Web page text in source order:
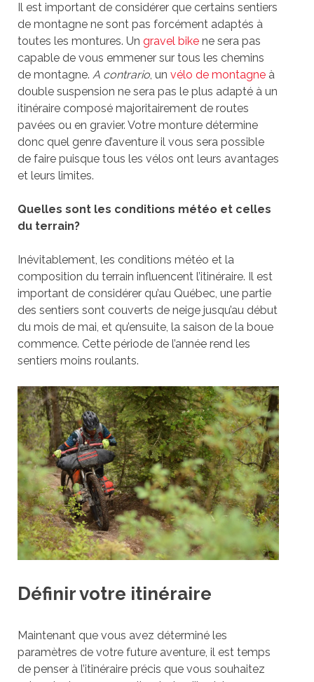
Il est important de considérer que certains sentiers
de montagne ne sont pas forcément adaptés à
toutes les montures. Un gravel bikene sera pas
capable de vous emmener sur tous les chemins
de montagne. A contrario, un vélo de montagneà
double suspension ne sera pas le plus adapté à un
itinéraire composé majoritairement de routes
pavées ou en gravier. Votre monture détermine
donc quel genre d’aventure il vous sera possible
de faire puisque tous les vélos ont leurs avantages
et leurs limites.
Quelles sont les conditions météo et celles
du terrain?
Inévitablement, les conditions météo et la
composition du terrain influencent l’itinéraire. Il est
important de considérer qu’au Québec, une partie
des sentiers sont couverts de neige jusqu’au début
du mois de mai, et qu’ensuite, la saison de la boue
commence. Cette période de l’année rend les
sentiers moins roulants.
Définir votre itinéraire
Maintenant que vous avez déterminé les
paramètres de votre future aventure, il est temps
de penser à l’itinéraire précis que vous souhaitez